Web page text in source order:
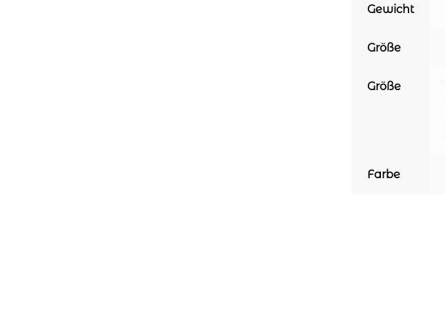
Gewicht
Größe
Größe
Farbe